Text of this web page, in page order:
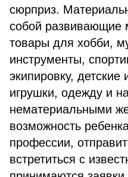
сюрприз.
собой развивающие
товары для хобби,
инструменты,
экипировку,
игрушки, одежду и
нематериальными
возможность
профессии,
встретиться с